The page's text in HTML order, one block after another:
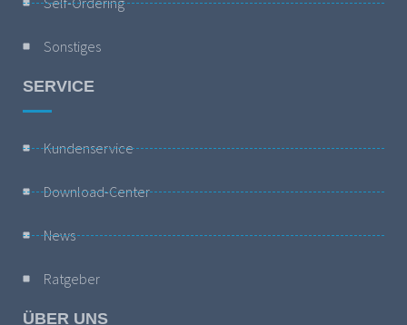
Sonstiges
SERVICE
Kundenservice
Download-Center
News
Ratgeber
ÜBER UNS